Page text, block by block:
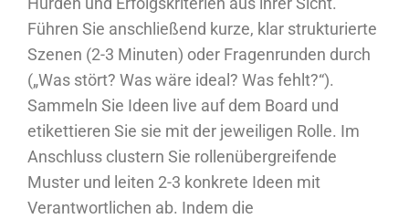
Führen Sie anschließend kurze, klar strukturierte
Szenen (2-3 Minuten) oder Fragenrunden durch
(„Was stört? Was wäre ideal? Was fehlt?“).
Sammeln Sie Ideen live auf dem Board und
etikettieren Sie sie mit der jeweiligen Rolle. Im
Anschluss clustern Sie rollenübergreifende
Muster und leiten 2-3 konkrete Ideen mit
Verantwortlichen ab. Indem die